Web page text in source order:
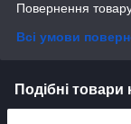
Повернення
Всі умови
Подібні товари